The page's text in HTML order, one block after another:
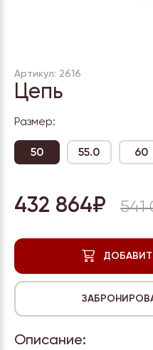
Артикул: 2616
Цепь
Размер:
50 55.0 60
432 864₽ 541
Описание: